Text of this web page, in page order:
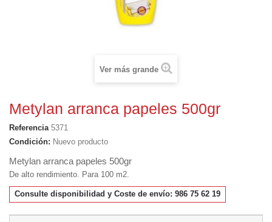
Ver más grande
Metylan arranca papeles 500gr
Referencia 5371
Condición: Nuevo producto
Metylan arranca papeles 500gr
De alto rendimiento. Para 100 m2.
Consulte disponibilidad y Coste de envío: 986 75 62 19